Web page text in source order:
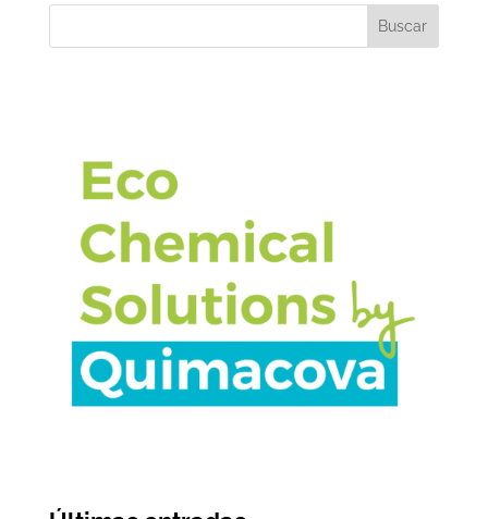
Buscar